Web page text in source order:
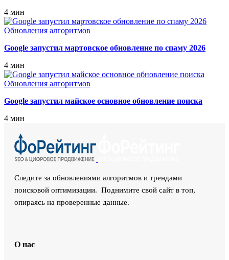
4 мин
Обновления алгоритмов
Google запустил мартовское обновление по спаму 2026
4 мин
Обновления алгоритмов
Google запустил майское основное обновление поиска
4 мин
Следите за обновлениями алгоритмов и трендами
поисковой оптимизации. Поднимите свой сайт в топ,
опираясь на проверенные данные.
О нас